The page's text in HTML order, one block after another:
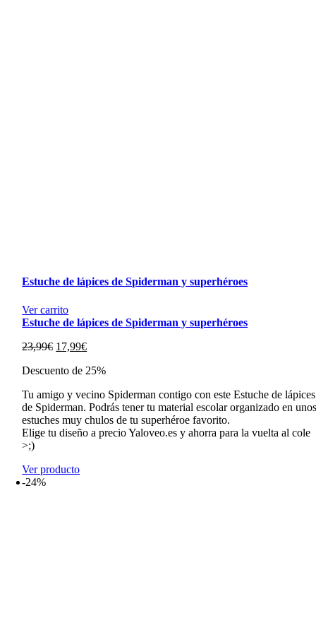
Estuche de lápices de Spiderman y superhéroes
Ver carrito
Estuche de lápices de Spiderman y superhéroes
23,99€ El
original
23,99€.
17,99€El
actual
17,99€.
Descuento de 25%
Tu amigo y vecino Spiderman contigo con este Estuche de lápices
de Spiderman. Podrás tener tu material escolar organizado en
estuches muy chulos de tu superhéroe favorito.
Elige tu diseño a precio Yaloveo.es y ahorra para la vuelta al cole
>;)
Ver producto
-24%